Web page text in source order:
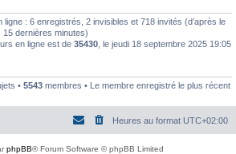
ligne : 6 enregistrés, 2 invisibles et 718 invités (d’après le
15 dernières minutes)
en ligne est de 35430 , le jeudi 18 septembre 2025 19:05
• 5543 membres • Le membre enregistré le plus récent
Heures au format UTC+02:00
phpBB® Forum Software © phpBB Limited